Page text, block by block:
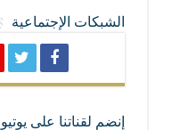
الشبكات الإجتماعية
إنضم لقناتنا على